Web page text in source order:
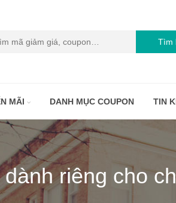
Tìm
MÃI DANH MỤC COUPON TIN
riêng cho